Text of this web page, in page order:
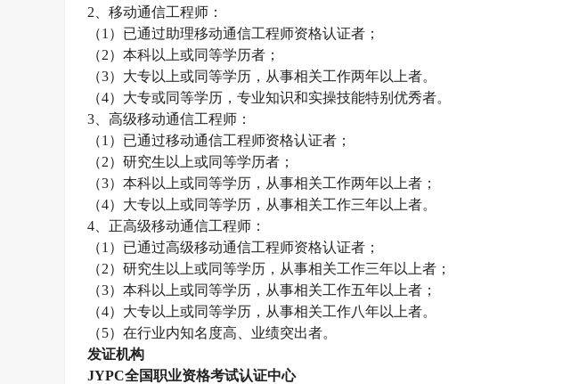
2 、移动通信工程师：
（1 ）已通过助理移动通信工程师资格认证者；
（2）本科以上或同等学历者；
（3）大专以上或同等学历，从事相关工作两年以上者。
（4）大专或同等学历，专业知识和实操技能特别优秀者。
3 、高级移动通信工程师：
（1 ）已通过移动通信工程师资格认证者；
（2）研究生以上或同等学历者；
（3）本科以上或同等学历，从事相关工作两年以上者；
（4）大专以上或同等学历，从事相关工作三年以上者。
4 、正高级移动通信工程师：
（1 ）已通过高级移动通信工程师资格认证者；
（2）研究生以上或同等学历，从事相关工作三年以上者；
（3）本科以上或同等学历，从事相关工作五年以上者；
（4）大专以上或同等学历，从事相关工作八年以上者。
（5）在行业内知名度高、业绩突出者。
发证机构
JYPC全国职业资格考试认证中心